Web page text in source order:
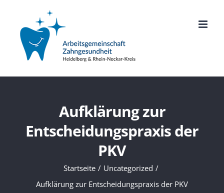
springen
Aufklärung zur
Entscheidungspraxis der
PKV
Startseite
Uncategorized
Aufklärung zur Entscheidungspraxis der PKV